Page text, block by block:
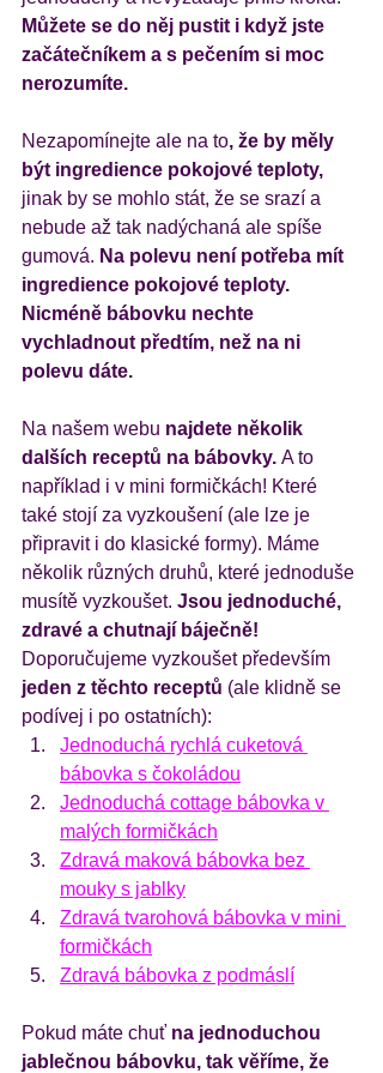
Můžete se do něj pustit i když jste
začátečníkem a s pečením si moc
nerozumíte.
Nezapomínejte ale na to, že by měly
být ingredience pokojové teploty,
jinak by se mohlo stát, že se srazí a
nebude až tak nadýchaná ale spíše
gumová. Na polevu není potřeba mít
ingredience pokojové teploty.
Nicméně bábovku nechte
vychladnout předtím, než na ni
polevu dáte.
Na našem webu najdete několik
dalších receptů na bábovky. A to
například i v mini formičkách! Které
také stojí za vyzkoušení (ale lze je
připravit i do klasické formy). Máme
několik různých druhů, které jednoduše
musítě vyzkoušet. Jsou jednoduché,
zdravé a chutnají báječně!
Doporučujeme vyzkoušet především
jeden z těchto receptů (ale klidně se
podívej i po ostatních):
Jednoduchá rychlá cuketová
bábovka s čokoládou
Jednoduchá cottage bábovka v
malých formičkách
Zdravá maková bábovka bez
mouky s jablky
Zdravá tvarohová bábovka v mini
formičkách
Zdravá bábovka z podmáslí
Pokud máte chuť na jednoduchou
jablečnou bábovku, tak věříme, že